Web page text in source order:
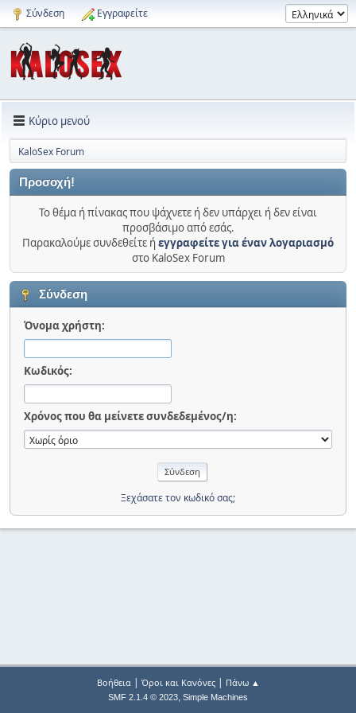
Σύνδεση Εγγραφείτε
Κύριο μενού
KaloSex Forum
Προσοχή!
Το θέμα ή πίνακας που ψάχνετε ή δεν υπάρχει ή δεν είναι
προσβάσιμο από εσάς.
Παρακαλούμε συνδεθείτε ήεγγραφείτε για έναν λογαριασμό
στο KaloSex Forum
Σύνδεση
Όνομα χρήστη:
Κωδικός:
Χρόνος που θα μείνετε συνδεδεμένος/η:
Ξεχάσατε τον κωδικό σας;
Βοήθεια| Όροι και Κανόνες| Πάνω ▲
SMF 2.1.4 © 2023, Simple Machines